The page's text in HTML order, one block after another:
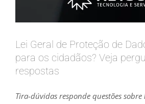
Lei Geral de Proteção de
para os cidadãos? Veja
respostas
Tira-dúvidas responde questões